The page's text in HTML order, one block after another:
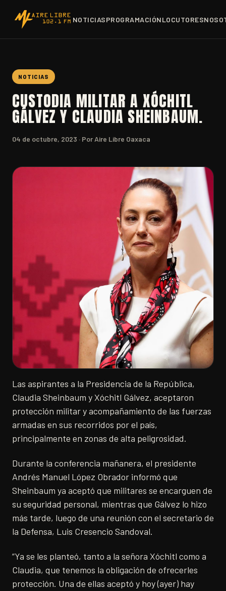
NOTICIASPROGRAMACIÓNLOCUTORES
NOTICIAS
CUSTODIA MILITAR A XÓCHITL
GÁLVEZ Y CLAUDIA SHEINBAUM.
04 de octubre, 2023 · Por Aire Libre Oaxaca
Las aspirantes a la Presidencia de la República,
Claudia Sheinbaum y Xóchitl Gálvez, aceptaron
protección militar y acompañamiento de las fuerzas
armadas en sus recorridos por el país,
principalmente en zonas de alta peligrosidad.
Durante la conferencia mañanera, el presidente
Andrés Manuel López Obrador informó que
Sheinbaum ya aceptó que militares se encarguen de
su seguridad personal, mientras que Gálvez lo hizo
más tarde, luego de una reunión con el secretario de
la Defensa, Luis Cresencio Sandoval.
“Ya se les planteó, tanto a la señora Xóchitl como a
Claudia, que tenemos la obligación de ofrecerles
protección. Una de ellas aceptó y hoy (ayer) hay